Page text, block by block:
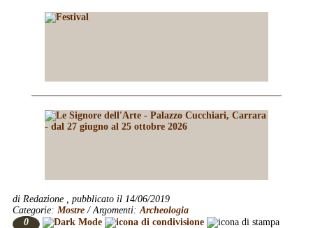
di Redazione , pubblicato il 14/06/2019
Categorie: Mostre/ Argomenti:Archeologia
0